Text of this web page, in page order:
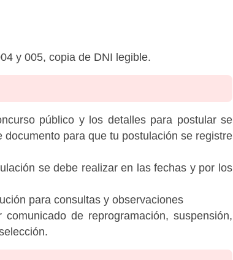
y 005, copia de DNI legible.
público y los detalles para postular se
para que tu postulación se registre
se debe realizar en las fechas y por los
para consultas y observaciones
de reprogramación, suspensión,